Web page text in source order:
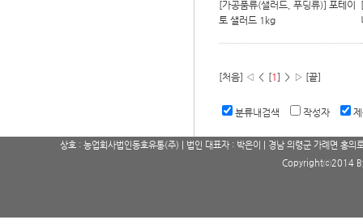
[가공품류(샐러드, 푸딩류)] 포테이
토 샐러드 1kg
[처음] ◁ ＜ [1] ＞ ▷ [끝]
분류내검색 작성자
상호 : 농업회사법인동호유통(주) | 법인 대표자 : 박은이 | 경남 의령군 가례
Copyrightⓒ2014